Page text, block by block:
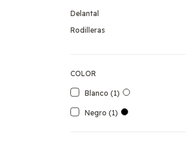
Delantal
Rodilleras
COLOR
Blanco (1)
Negro (1)